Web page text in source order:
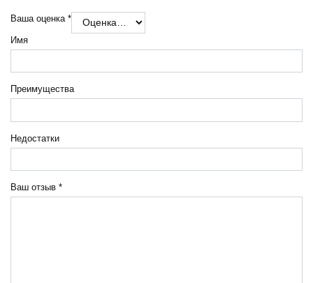
Ваша оценка *
Ваш отзыв *
Имя
Преимущества
Недостатки